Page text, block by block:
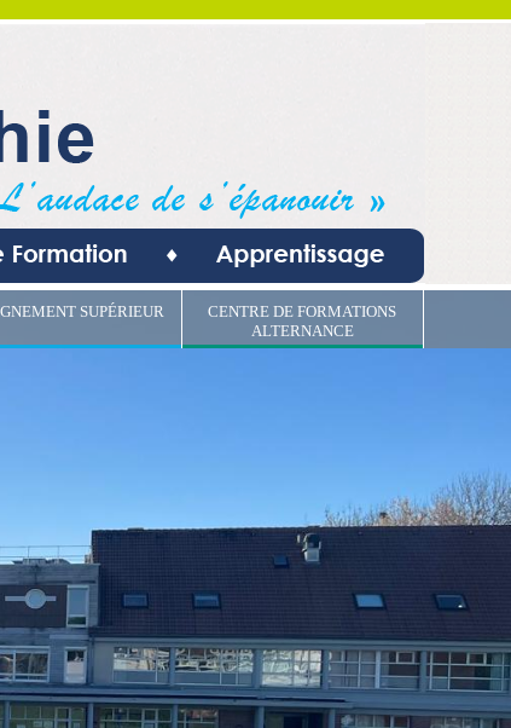
SUPÉRIEUR
CENTRE DE FORMATIONS
ALTERNANCE